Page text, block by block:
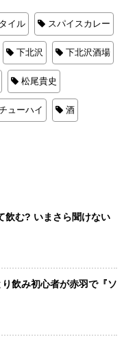
イル スパイスカレー
下北沢 下北沢酒場
松尾貴史
ューハイ 酒
飲む? いまさら聞けない
飲み初心者が赤羽で『ソ